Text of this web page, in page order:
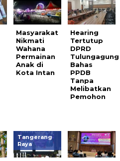
Masyarakat
Nikmati
Wahana
Permainan
Anak di
Kota Intan
Hearing
Tertutup
DPRD
Tulungagung
Bahas
PPDB
Tanpa
Melibatkan
Pemohon
Tangerang
Raya